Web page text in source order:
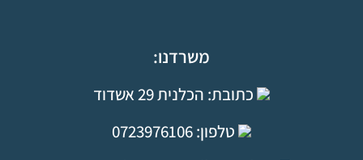
משרדנו:
כתובת: הכלנית 29 אשדוד
טלפון:0723976106